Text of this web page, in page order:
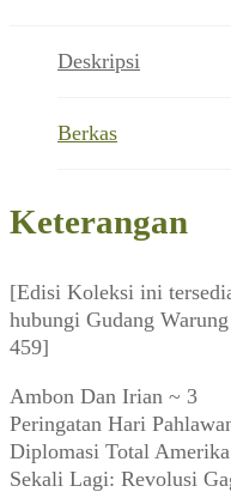
Deskripsi
Berkas
Keterangan
[Edisi Koleksi ini
hubungi Gudang
459]
Ambon Dan Irian ~ 3
Peringatan Hari
Diplomasi Total
Sekali Lagi: Revolusi